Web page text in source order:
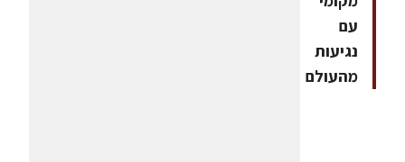
עם
נגיעות
מהעולם